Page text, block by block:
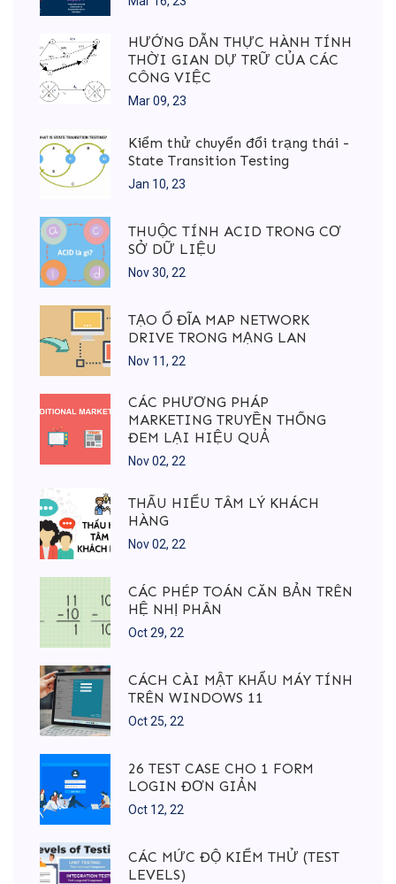
HƯỚNG DẪN THỰC HÀNH TÍNH
THỜI GIAN DỰ TRỮ CỦA CÁC
CÔNG VIỆC
Mar 09, 23
Kiểm thử chuyển đổi trạng thái -
State Transition Testing
Jan 10, 23
THUỘC TÍNH ACID TRONG CƠ
SỞ DỮ LIỆU
Nov 30, 22
TẠO Ổ ĐĨA MAP NETWORK
DRIVE TRONG MẠNG LAN
Nov 11, 22
CÁC PHƯƠNG PHÁP
MARKETING TRUYỀN THỐNG
ĐEM LẠI HIỆU QUẢ
Nov 02, 22
THẤU HIỂU TÂM LÝ KHÁCH
HÀNG
Nov 02, 22
CÁC PHÉP TOÁN CĂN BẢN TRÊN
HỆ NHỊ PHÂN
Oct 29, 22
CÁCH CÀI MẬT KHẨU MÁY TÍNH
TRÊN WINDOWS 11
Oct 25, 22
26 TEST CASE CHO 1 FORM
LOGIN ĐƠN GIẢN
Oct 12, 22
CÁC MỨC ĐỘ KIỂM THỬ (TEST
LEVELS)